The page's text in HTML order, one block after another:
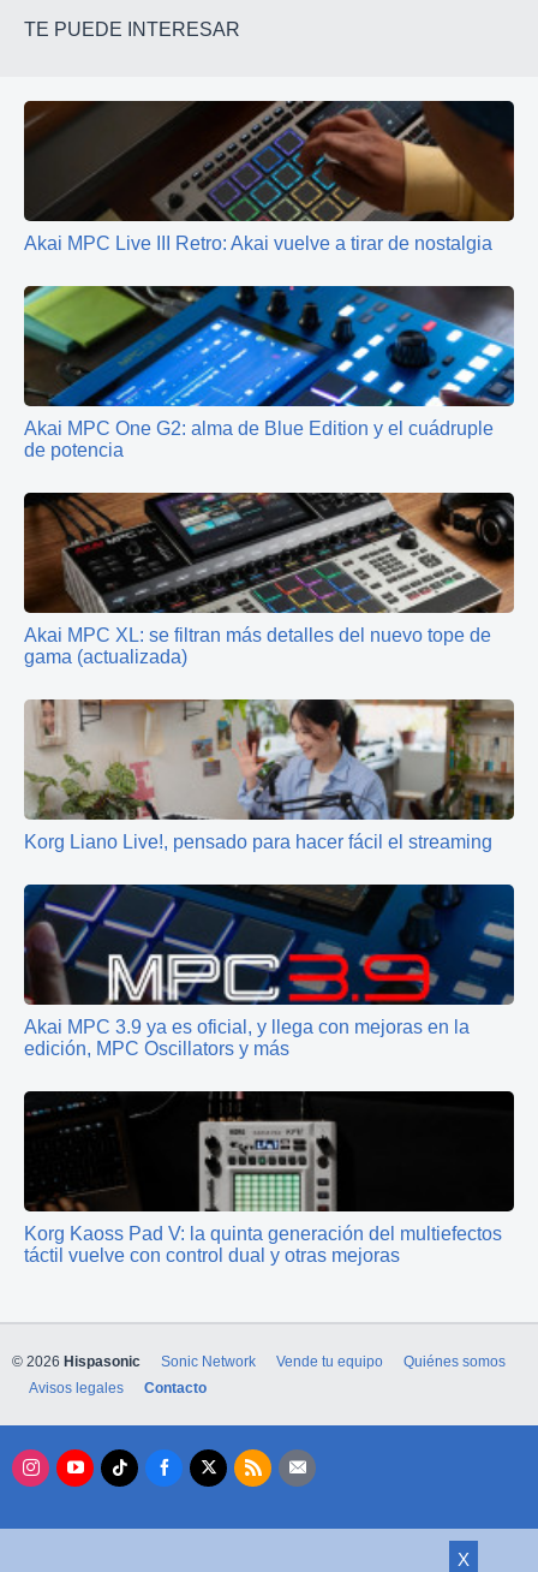
TE PUEDE INTERESAR
Akai MPC Live III Retro: Akai vuelve a tirar de nostalgia
Akai MPC One G2: alma de Blue Edition y el cuádruple
de potencia
Akai MPC XL: se filtran más detalles del nuevo tope de
gama (actualizada)
Korg Liano Live!, pensado para hacer fácil el streaming
Akai MPC 3.9 ya es oficial, y llega con mejoras en la
edición, MPC Oscillators y más
Korg Kaoss Pad V: la quinta generación del multiefectos
táctil vuelve con control dual y otras mejoras
X
© 2026 Hispasonic Sonic Network Vende tu equipo
Quiénes somos
Avisos legales
Contacto